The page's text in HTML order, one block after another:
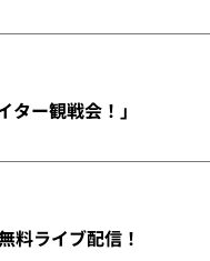
ー観戦会！」
料ライブ配信！